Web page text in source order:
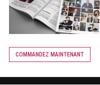
COMMANDEZ MAINTENANT